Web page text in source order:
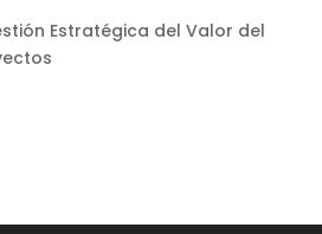
Estratégica del Valor del